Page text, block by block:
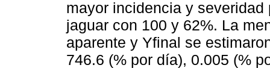
mayor incidencia y
jaguar con 100 y 62%. La
aparente y Yfinal se
746.6 (% por día), 0.005 (%